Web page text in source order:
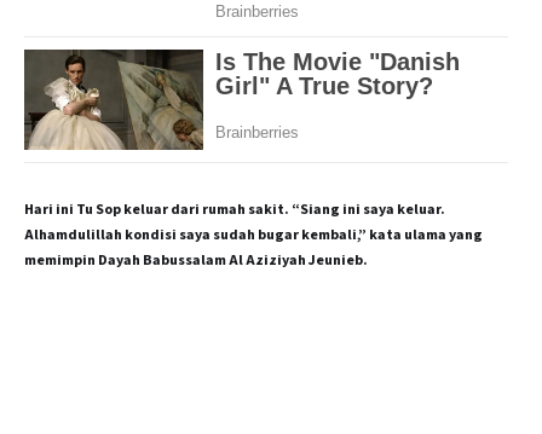
Hari ini Tu Sop keluar dari rumah sakit. “Siang ini saya keluar.
Alhamdulillah kondisi saya sudah bugar kembali,” kata ulama yang
memimpin Dayah Babussalam Al Aziziyah Jeunieb.